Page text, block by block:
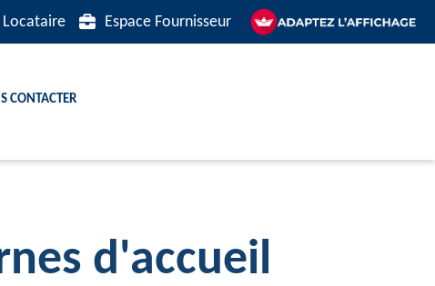
Locataire Espace Fournisseur
contacter
d'accueil